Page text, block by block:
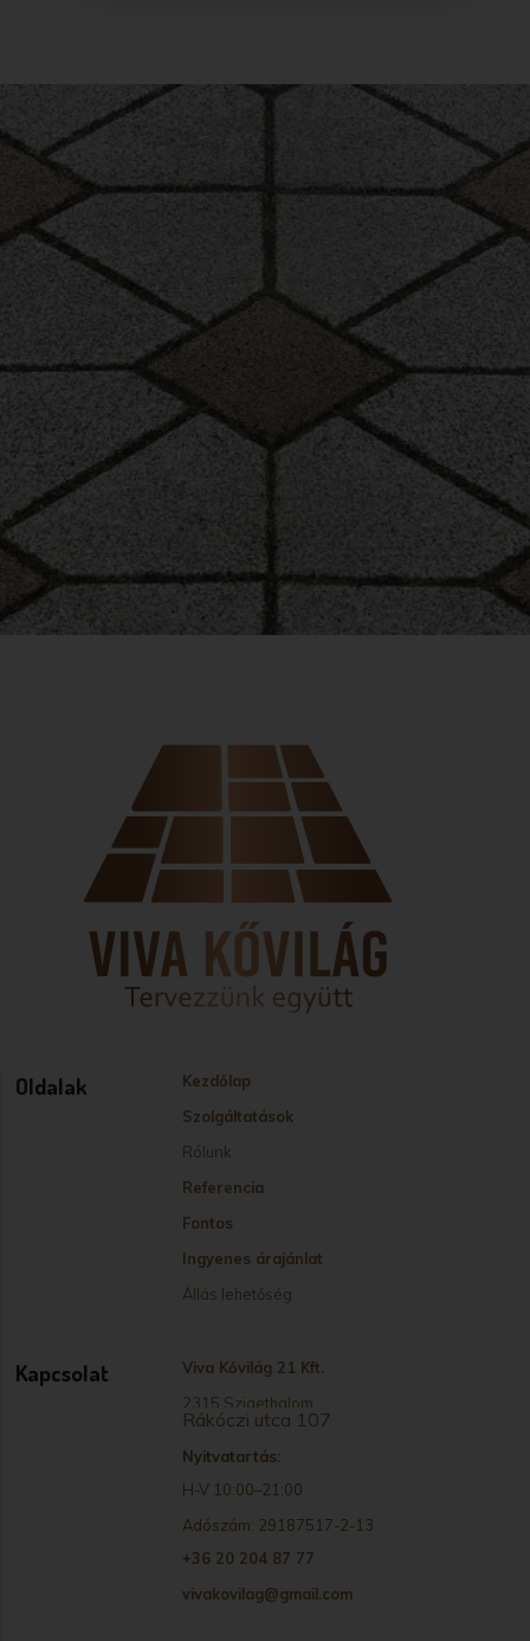
Oldalak
Kezdőlap
Szolgáltatások
Rólunk
Referencia
Fontos
Ingyenes árajánlat
Állás lehetőség
Kapcsolat
Viva Kővilág 21 Kft.
2315 Szigethalom
Rákóczi utca 107
Nyitvatartás:
H-V 10:00–21:00
Adószám: 29187517-2-13
+36 20 204 87 77
vivakovilag@gmail.com